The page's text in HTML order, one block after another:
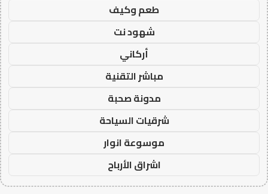
طعم وكيف
شهود نت
أركاني
مباشر التقنية
مدونة صحبة
شرقيات السياحة
موسوعة انوار
اشراق الأرباح